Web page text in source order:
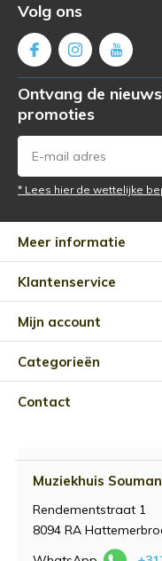
Volg ons
Ontvang de
promoties
* Lees hier de wettelijke
Meer informatie
Klantenservice
Mijn account
Categorieën
Contact
Muziekhuis Souman
Rendementstraat 1
8094 RA